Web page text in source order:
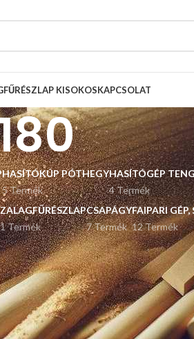
KISOKOSKAPCSOLAT
HASÍTÓKÚP PÓTHEGY
5 Termék
HASÍTÓGÉP
4 Termék
Termék
CSAPÁGY
7 Termék
FAIPARI GÉP,
12 Termék
Listázás 9 12 18